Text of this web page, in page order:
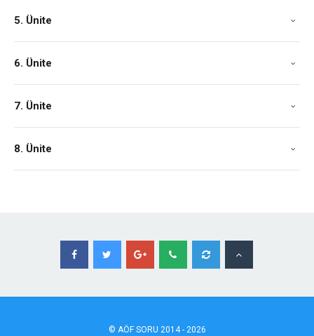
5. Ünite
6. Ünite
7. Ünite
8. Ünite
© AÖFSORU 2014 - 2026